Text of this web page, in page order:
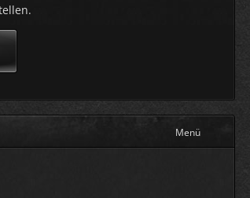
Menü